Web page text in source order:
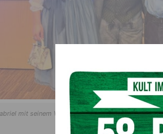
mit seinem Vater Christian und Schwester
Kötschach-Mauthen